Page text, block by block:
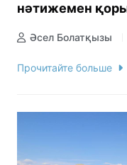
нәтижемен
Әсел Болатқызы
Прочитайте больше